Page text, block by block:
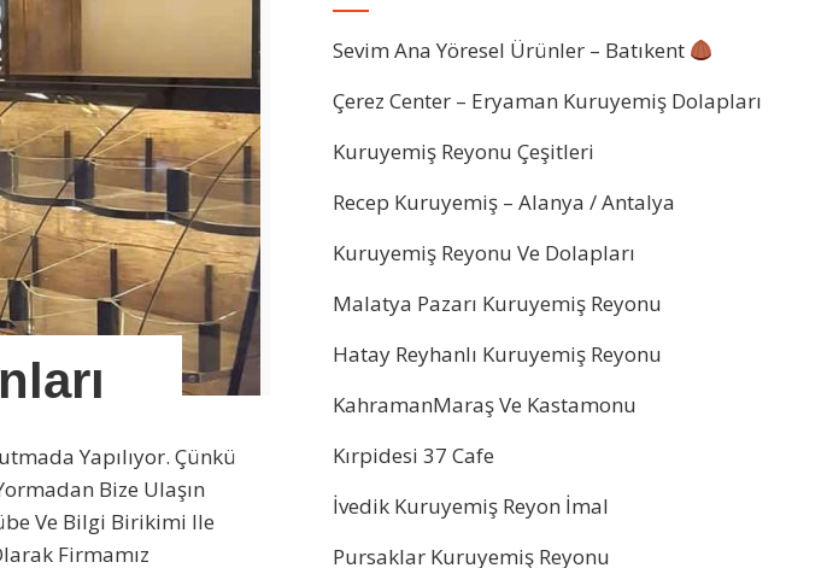
Yapılıyor. Çünkü
Bize Ulaşın
Ve Bilgi Birikimi Ile
Firmamız
Sevim Ana Yöresel Ürünler – Batıkent
Çerez Center – Eryaman Kuruyemiş Dolapları
Kuruyemiş Reyonu Çeşitleri
Recep Kuruyemiş – Alanya / Antalya
Kuruyemiş Reyonu Ve Dolapları
Malatya Pazarı Kuruyemiş Reyonu
Hatay Reyhanlı Kuruyemiş Reyonu
KahramanMaraş Ve Kastamonu
Kırpidesi 37 Cafe
İvedik Kuruyemiş Reyon İmal
Pursaklar Kuruyemiş Reyonu